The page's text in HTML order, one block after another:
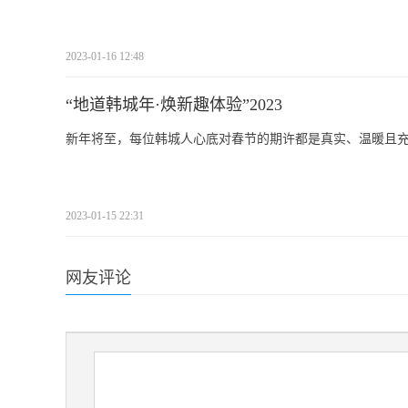
2023-01-16 12:48
“地道韩城年·焕新趣体验”2023
新年将至，每位韩城人心底对春节的期许都是真实、温暖且充
2023-01-15 22:31
网友评论